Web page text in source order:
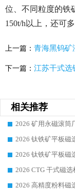
位、不同粒度的铁
150t/h以上，还可
上一篇： 青海黑钨矿
下一篇： 江苏干式选
相关推荐